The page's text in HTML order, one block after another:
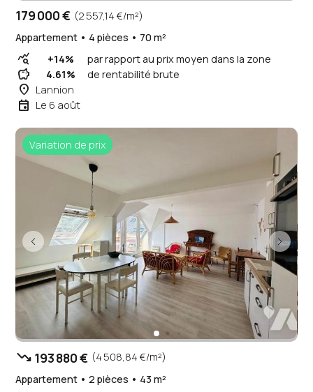
179 000 € (2 557,14 €/m²)
Appartement • 4 pièces • 70 m²
query_stats +14% par rapport au prix moyen dans la zone
savings 4.61% de rentabilité brute
place Lannion
event Le 6 août
Variation de prix
trending_down 193 880 € (4 508,84 €/m²)
Appartement • 2 pièces • 43 m²